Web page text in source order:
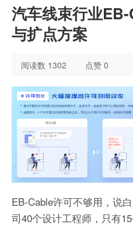
汽车线束行业
与扩点方案
阅读数 1302 点赞 0
EB-Cable许可不够用，说
司40个设计工程师，只有